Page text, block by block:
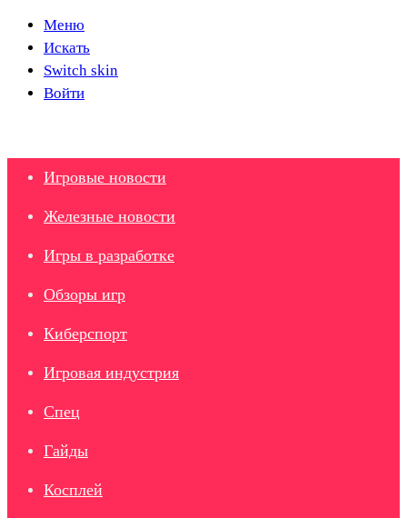
Меню
Искать
Switch skin
Войти
Игровые новости
Железные новости
Игры в разработке
Обзоры игр
Киберспорт
Игровая индустрия
Спец
Гайды
Косплей